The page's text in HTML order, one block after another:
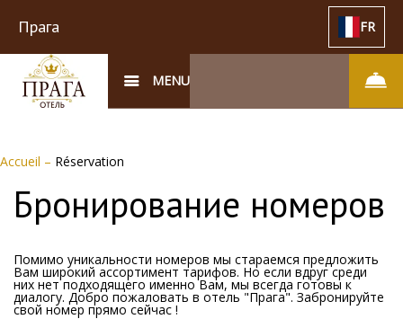
Прага FR
MENU
Accueil – Réservation
Бронирование номеров
Помимо уникальности номеров мы стараемся предложить
Вам широкий ассортимент тарифов. Но если вдруг среди
них нет подходящего именно Вам, мы всегда готовы к
диалогу. Добро пожаловать в отель "Прага". Забронируйте
свой номер прямо сейчас !